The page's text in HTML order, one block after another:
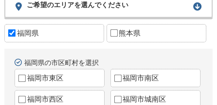
ご希望のエリアを選んでください
福岡県 熊本県
福岡県の市区町村を選択
福岡市東区 福岡市南区
福岡市西区 福岡市城南区